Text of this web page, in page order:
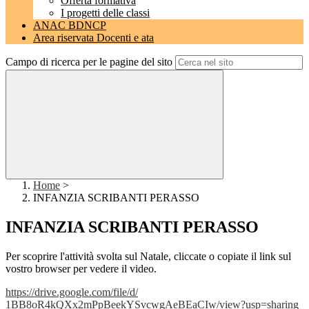
I progetti delle classi
ANAC BDNCP
Area riservata Docenti e ata
Campo di ricerca per le pagine del sito
Home >
INFANZIA SCRIBANTI PERASSO
INFANZIA SCRIBANTI PERASSO
Per scoprire l'attività svolta sul Natale, cliccate o copiate il link sul
vostro browser per vedere il video.
https://drive.google.com/file/d/
1BB8oR4kQXx2mPpBeekYSvcwgAeBEaCIw/view?usp=sharing